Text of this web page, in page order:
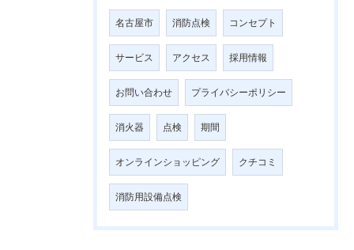
名古屋市 消防点検 コンセプト
サービス アクセス 採用情報
お問い合わせ プライバシーポリシー
消火器 点検 期間
オンラインショッピング クチコミ
消防用設備点検